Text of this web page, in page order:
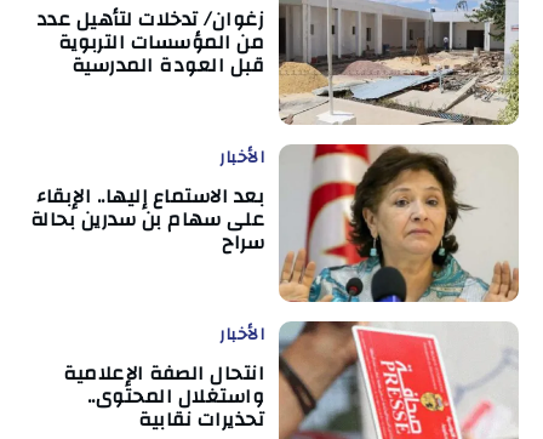
زغوان/ تدخلات لتأهيل عدد
من المؤسسات التربوية
قبل العودة المدرسية
الأخبار
بعد الاستماع إليها.. الإبقاء
على سهام بن سدرين بحالة
سراح
الأخبار
انتحال الصفة الإعلامية
واستغلال المحتوى..
تحذيرات نقابية